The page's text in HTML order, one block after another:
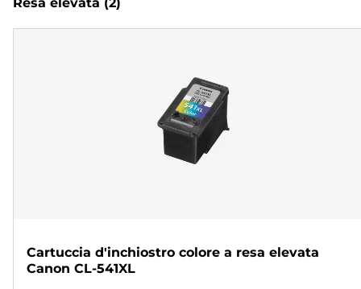
Cartuccia d'inchiostro colore a resa elevata
Canon CL-541XL